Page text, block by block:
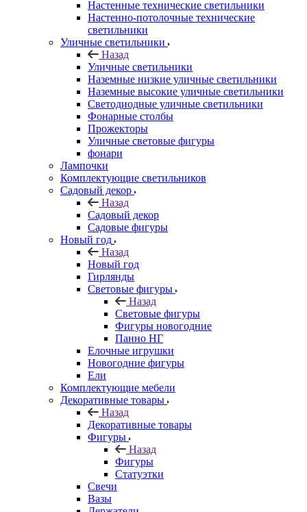
Настенные технические светильники
Настенно-потолочные технические
светильники
Уличные светильники
Назад
Уличные светильники
Наземные низкие уличные светильники
Наземные высокие уличные светильники
Светодиодные уличные светильники
Фонарные столбы
Прожекторы
Уличные световые фигуры
фонари
Лампочки
Комплектующие светильников
Садовый декор
Назад
Садовый декор
Садовые фигуры
Новый год
Назад
Новый год
Гирлянды
Световые фигуры
Назад
Световые фигуры
Фигуры новогодние
Панно НГ
Елочные игрушки
Новогодние фигуры
Ели
Комплектующие мебели
Декоративные товары
Назад
Декоративные товары
Фигуры
Назад
Фигуры
Статуэтки
Свечи
Вазы